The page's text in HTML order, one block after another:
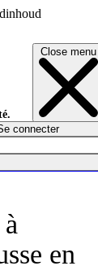
Close menu
connecter
en